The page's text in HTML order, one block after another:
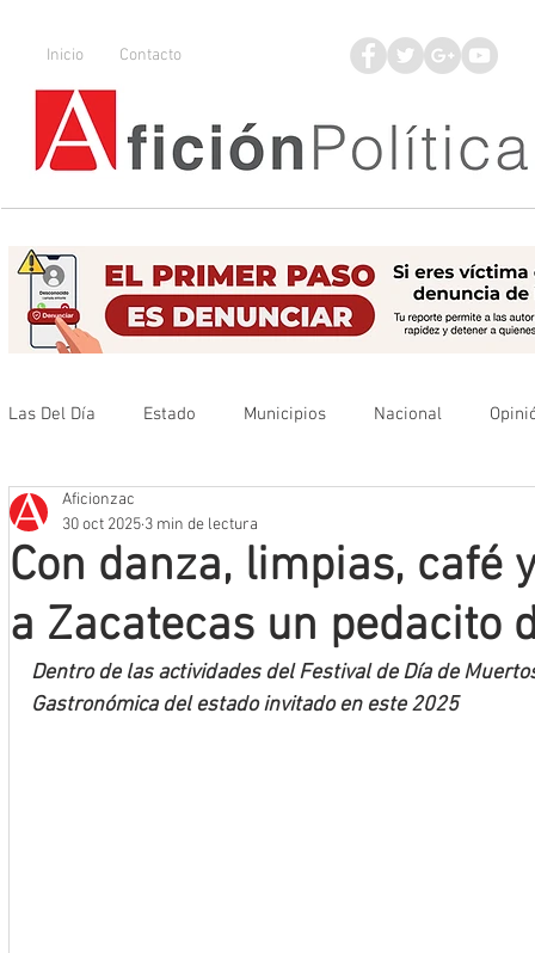
Inicio Contacto
Las Del Día Estado Municipios Nacional
Que no se olvide
Mineros LNBP
Con danza, limpias, café
a Zacatecas un pedacito
Aficionzac
30 oct 2025 3 min de lectura
Dentro de las actividades del Festival de Día de
Gastronómica del estado invitado en este 2025